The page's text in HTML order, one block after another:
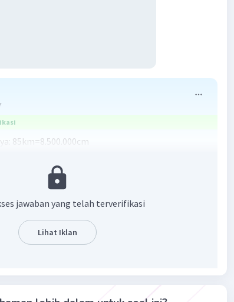
85km=8.500.000cm
kota A dengan kota B ialah 8,5cm
jarak sebenarnya
jawaban yang telah terverifikasi
Lihat Iklan